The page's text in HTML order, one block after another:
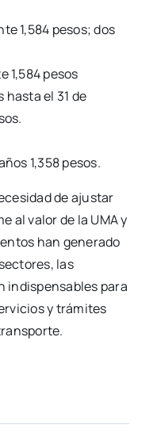
1,584 pesos; dos
1,584 pesos
hasta el 31 de
1,358 pesos.
de ajustar
al valor de la UMA y
han generado
las
indispensables para
y trámites